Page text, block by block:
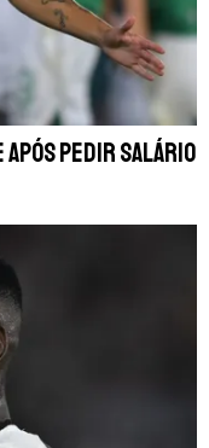
após pedir salário